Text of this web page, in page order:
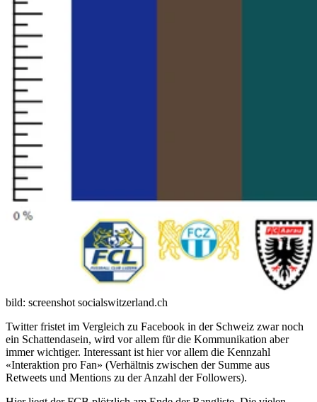
bild: screenshot socialswitzerland.ch
Twitter fristet im Vergleich zu Facebook in der Schweiz zwar noch
ein Schattendasein, wird vor allem für die Kommunikation aber
immer wichtiger. Interessant ist hier vor allem die Kennzahl
«Interaktion pro Fan» (Verhältnis zwischen der Summe aus
Retweets und Mentions zu der Anzahl der Followers).